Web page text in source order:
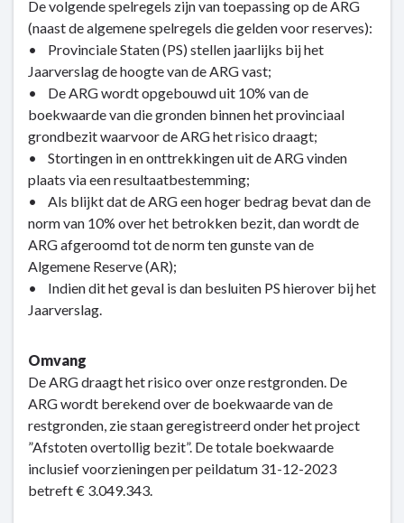
De volgende spelregels zijn van toepassing op de ARG
(naast de algemene spelregels die gelden voor reserves):
• Provinciale Staten (PS) stellen jaarlijks bij het
Jaarverslag de hoogte van de ARG vast;
• De ARG wordt opgebouwd uit 10% van de
boekwaarde van die gronden binnen het provinciaal
grondbezit waarvoor de ARG het risico draagt;
• Stortingen in en onttrekkingen uit de ARG vinden
plaats via een resultaatbestemming;
• Als blijkt dat de ARG een hoger bedrag bevat dan de
norm van 10% over het betrokken bezit, dan wordt de
ARG afgeroomd tot de norm ten gunste van de
Algemene Reserve (AR);
• Indien dit het geval is dan besluiten PS hierover bij het
Jaarverslag.
Omvang
De ARG draagt het risico over onze restgronden. De
ARG wordt berekend over de boekwaarde van de
restgronden, zie staan geregistreerd onder het project
”Afstoten overtollig bezit”. De totale boekwaarde
inclusief voorzieningen per peildatum 31-12-2023
betreft € 3.049.343.